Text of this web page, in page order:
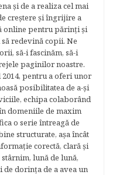
şi de a realiza cel mai
creştere şi îngrijire a
online pentru părinţi şi
redevină copii. Ne
să-i fascinăm, să-i
paginilor noastre.​
pentru a oferi unor
posibilitatea de a-şi
echipa colaborând
domeniile de maxim
o serie întreagă de
structurate, aşa încât
corectă, clară şi
lună de lună,
dorinţa de a avea un